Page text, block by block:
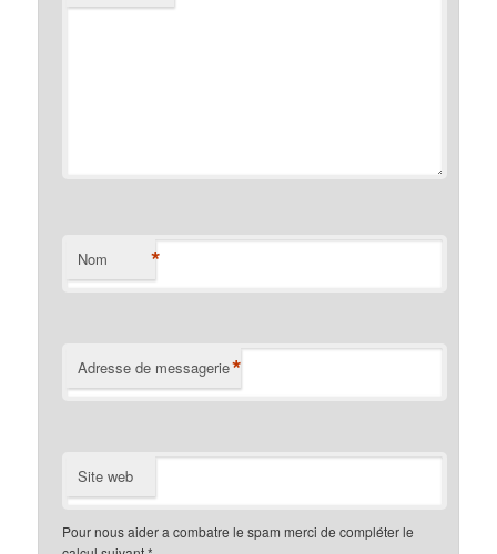
Nom *
Adresse de messagerie*
Site web
Pour nous aider a combatre le spam merci de compléter le